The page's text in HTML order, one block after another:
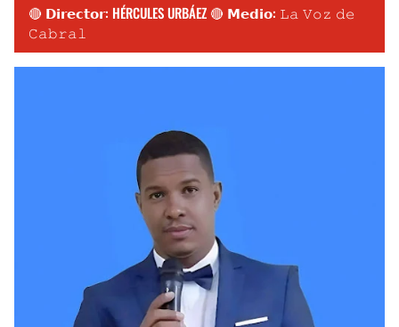
🔴 𝗗𝗶𝗿𝗲𝗰𝘁𝗼𝗿: HÉRCULES URBÁEZ 🔴 𝗠𝗲𝗱𝗶𝗼: 𝙻𝚊 𝚅𝚘𝚣 𝚍𝚎
𝙲𝚊𝚋𝚛𝚊𝚕